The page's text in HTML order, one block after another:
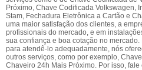
Próximo, Chave Codificada Volkswagen,
Stam, Fechadura Eletrônica a Cartão e
uma maior satisfação dos clientes, a
profissionais do mercado, e em
sua confiança e boa cotação no
para atendê-lo adequadamente, nós
outros serviços, como por exemplo,
Chaveiro 24h Mais Próximo. Por isso,